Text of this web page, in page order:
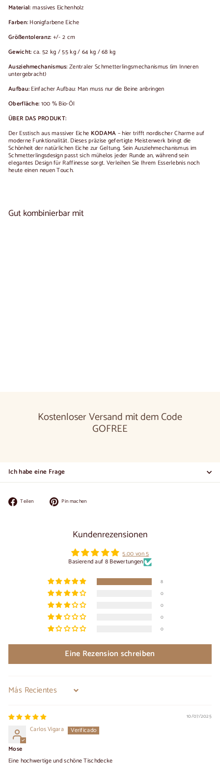
Material: massives Eichenholz
Farben: Honigfarbene Eiche
Größentoleranz: +/- 2 cm
Gewicht: ca. 52 kg / 55 kg / 64 kg / 68 kg
Ausziehmechanismus: Zentraler Schmetterlingsmechanismus (im Inneren
untergebracht)
Aufbau: Einfacher Aufbau: Man muss nur die Beine anbringen
Oberfläche: 100 % Bio-Öl
ÜBER DAS PRODUKT:
Der Esstisch aus massiver Eiche KODAMA – hier trifft nordischer Charme auf
moderne Funktionalität. Dieses präzise gefertigte Meisterwerk bringt die
Schönheit der natürlichen Eiche zur Geltung. Sein Ausziehmechanismus im
Schmetterlingsdesign passt sich mühelos jeder Runde an, während sein
elegantes Design für Raffinesse sorgt. Verleihen Sie Ihrem Esserlebnis noch
heute einen neuen Touch.
Gut kombinierbar mit
Kostenloser Versand mit dem Code
GOFREE
Ich habe eine Frage
Teilen
Facebook
Pin machen
Kundenrezensionen
5.00 von 5
Basierend auf 8 Bewertungen
8
0
0
0
0
Eine Rezension schreiben
Sort by
10/07/2025
Carlos Vigara
Mose
Eine hochwertige und schöne Tischdecke